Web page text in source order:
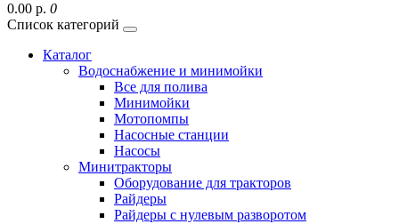
0.00 р. 0
Список категорий
Каталог
Водоснабжение и минимойки
Все для полива
Минимойки
Мотопомпы
Насосные станции
Насосы
Минитракторы
Оборудование для тракторов
Райдеры
Райдеры с нулевым разворотом